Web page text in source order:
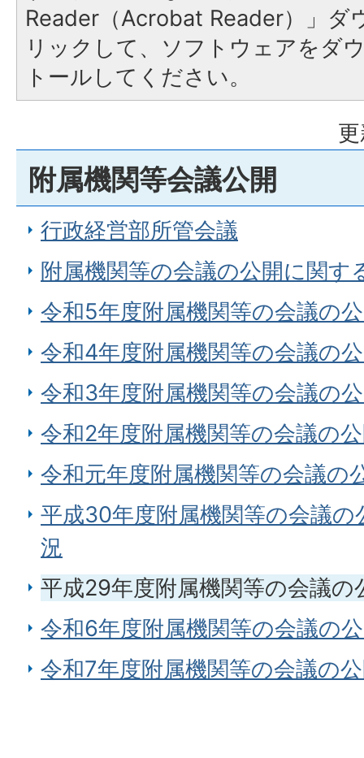
Reader（Acrobat Reader）」ダ
リックして、ソフトウェアをダ
トールしてください。
附属機関等会議公開
行政経営部所管会議
附属機関等の会議の公開に関す
令和5年度附属機関等の会議の
令和4年度附属機関等の会議の
令和3年度附属機関等の会議の
令和2年度附属機関等の会議の
令和元年度附属機関等の会議の
平成30年度附属機関等の会議
況
平成29年度附属機関等の会議
令和6年度附属機関等の会議の
令和7年度附属機関等の会議の